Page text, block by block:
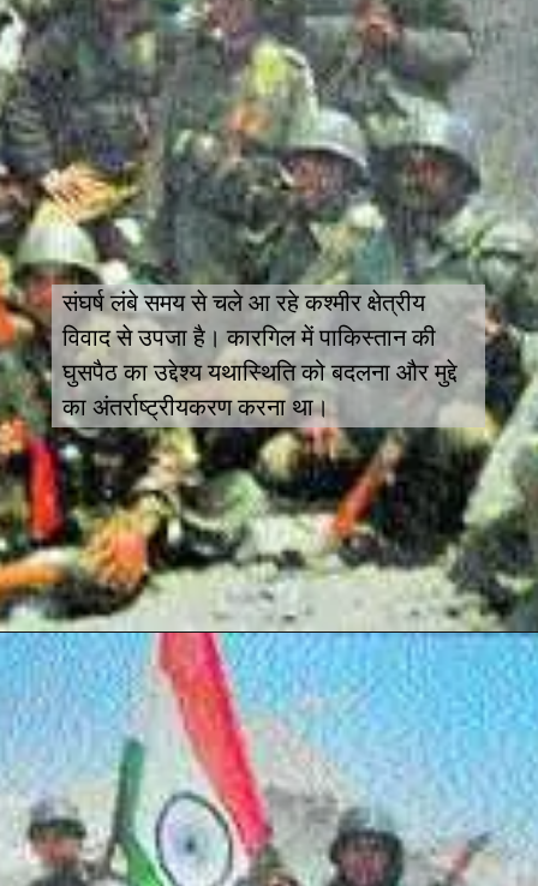
संघर्ष लंबे समय से चले आ रहे कश्मीर क्षेत्रीय
विवाद से उपजा है। कारगिल में पाकिस्तान की
घुसपैठ का उद्देश्य यथास्थिति को बदलना और मुद्दे
का अंतर्राष्ट्रीयकरण करना था।